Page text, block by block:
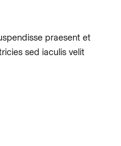
praesent et
sed iaculis velit